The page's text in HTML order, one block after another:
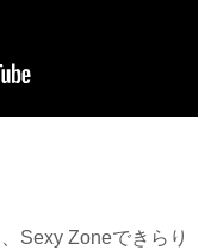
Sexy Zoneできらり